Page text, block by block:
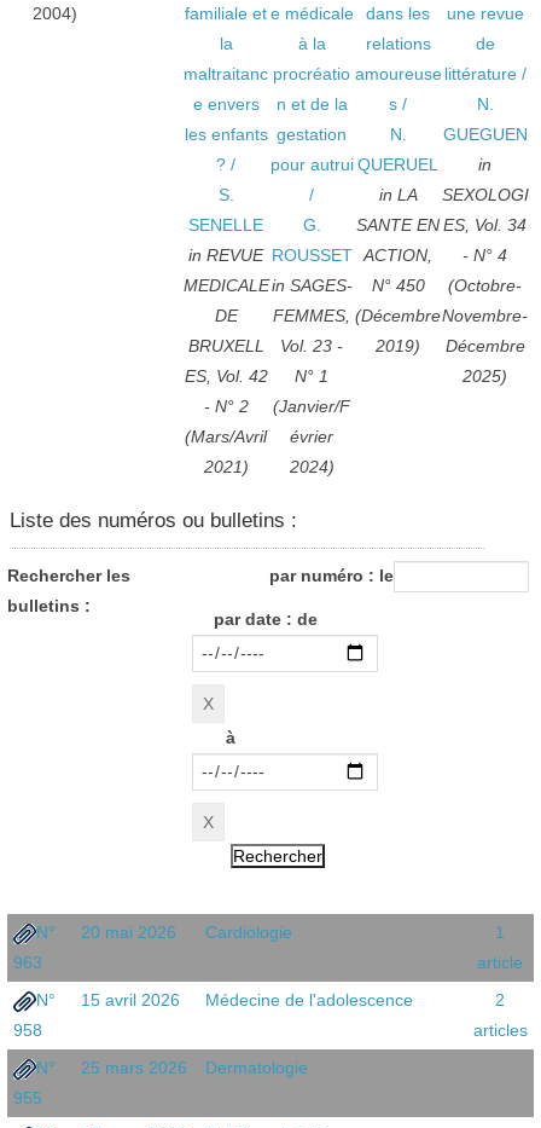
2004)
familiale et
la
maltraitanc
e envers
les enfants
? /
S.
SENELLE
in REVUE
MEDICALE
DE
BRUXELL
ES, Vol. 42
- N° 2
(Mars/Avril
2021)
e médicale
à la
procréatio
n et de la
gestation
pour autrui
/
G.
ROUSSET
in SAGES-
FEMMES,
Vol. 23 -
N° 1
(Janvier/F
évrier
2024)
dans les
relations
amoureuse
s /
N.
QUERUEL
in LA
SANTE EN
ACTION,
N° 450
(Décembre
2019)
une revue
de
littérature/
N.
GUEGUEN
in
SEXOLOGI
ES, Vol. 34
- N° 4
(Octobre-
Novembre-
Décembre
2025)
Liste des numéros ou bulletins :
Rechercher les
bulletins :
par numéro : le
par date : de
à
N°
963
20 mai 2026 Cardiologie
1
article
N°
958
15 avril 2026 Médecine de l'adolescence
2
articles
N°
955
25 mars 2026 Dermatologie